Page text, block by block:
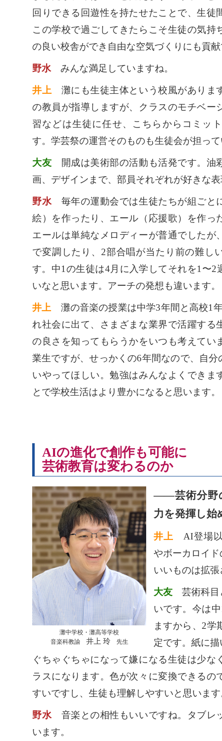
回りできる回遊性を持たせたことで、生徒
この学校で過ごしてきたらこそ生徒の気持
の良い校舎ができ自由な空気づくりにも貢
野水みんな満足していますね。
井上 灘にも生徒主体という校風がありま
の教員が指導しますが、クラスのモチベー
習などは生徒に任せ、こちらからコミッ
す。学芸祭の運営そのものも生徒会が担っ
大友 開成は美術部の活動も活発です。油
画、デザインまで、部員それぞれが好きな
野水毎年の運動会では生徒たちが組ごと
絵）を作ったり、エール（応援歌）を作っ
エールは単純なメロディーが普通でしたが
で変調したり、2部合唱が当たり前の難し
す。中1の生徒は4月に入学してそれを1〜2
いなと思います。アーチの発想も違います。
井上 灘の音楽の授業は中学3年間と高校1
れ社会に出て、さまざまな業界で活躍する
の良さを知ってもらうかをいつも考えてい
業生ですが、せっかくの6年間なので、自
いやってほしい。勉強はみんなよくできま
とで学校生活はより豊かになると思います。
AIの進化で創作も可能に
芸術教育は変わるのか
灘中学校・灘高等学校
音楽科教諭 井上 玲先生
――芸術分野
力を発揮し始
井上 AI登場以
やボーカロイ
いいものは拡
大友 芸術科目
いです。今は
ますから、2学
定です。紙に
ぐちゃぐちゃになって嫌になる生徒は少な
ラスになります。色が次々に変換できるの
すいですし、生徒も理解しやすいと思いま
野水音楽との相性もいいですね。タブレ
います。